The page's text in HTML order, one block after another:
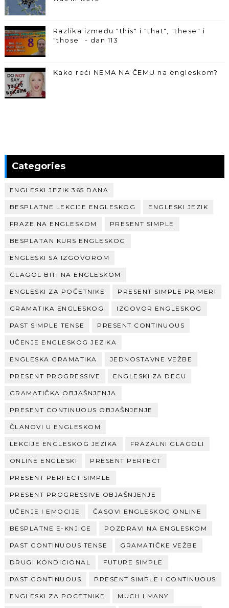
Razlika između "this" i "that", "these" i
"those" - dan 113
Kako reći NEMA NA ČEMU na engleskom?
Categories
ENGLESKI JEZIK 365 DANA
BESPLATNE LEKCIJE ENGLESKOG ENGLESKI JEZIK
FRAZE NA ENGLESKOM PRESENT SIMPLE
BESPLATAN KURS ENGLESKOG
ENGLESKI SA IZGOVOROM
GLAGOL BITI NA ENGLESKOM
ENGLESKI ZA POČETNIKE PRESENT SIMPLE PRIMERI
GRAMATIKA ENGLESKOG IZGOVOR ENGLESKOG
PAST SIMPLE TENSE PRESENT CONTINUOUS
UČENJE ENGLESKOG JEZIKA
ENGLESKA GRAMATIKA JEDNOSTAVNE VEŽBE
PRESENT PROGRESSIVE ENGLESKI ZA DECU
GRAMATIČKA OBJAŠNJENJA
PRESENT CONTINUOUS OBJAŠNJENJE
ČLANOVI U ENGLESKOM
LEKCIJE ENGLESKOG JEZIKA FRAZALNI GLAGOLI
ONLINE ENGLESKI PRESENT PERFECT
PRESENT PERFECT SIMPLE
PRESENT PROGRESSIVE OBJAŠNJENJE
UČENJE I EMOCIJE ČASOVI ENGLESKOG ONLINE
BESPLATNE E-KNJIGE POZDRAVI NA ENGLESKOM
PAST CONTINUOUS TENSE GRAMATIČKE VEŽBE
DRUGI KONDICIONAL FUTURE SIMPLE
PAST CONTINUOUS PRESENT SIMPLE I CONTINUOUS
ENGLESKI ZA POCETNIKE MUCH I MANY